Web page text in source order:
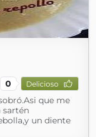
0 Delicioso
que me
sartén
un diente